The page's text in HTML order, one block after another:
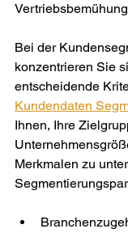
Bei der
konzentrieren Sie
entscheidende
Kundendaten
Ihnen, Ihre
Merkmalen zu